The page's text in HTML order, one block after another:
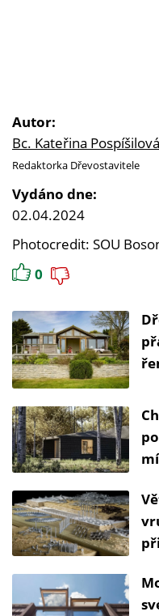
Autor:
Bc. Kateřina Pospíšilová
Redaktorka Dřevostavitele
Vydáno dne:
02.04.2024
Photocredit: SOU
0